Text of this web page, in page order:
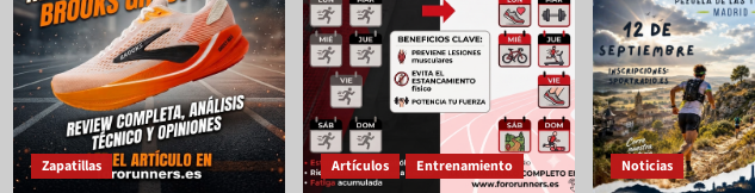
Zapatillas Artículos Entrenamiento Noticias